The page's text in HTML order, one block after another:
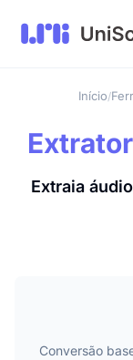
Início/
Extraia
Conversão